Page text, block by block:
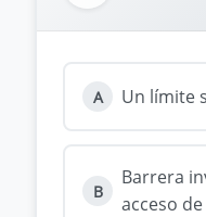
A Un límite
B
Barrera
acceso